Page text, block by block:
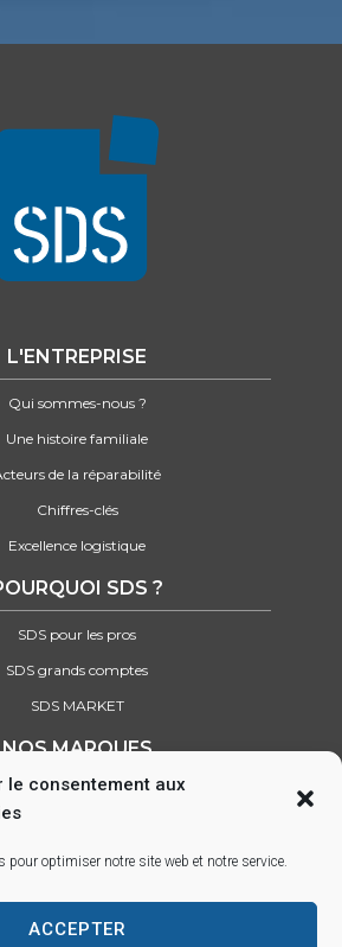
le consentement aux
optimiser notre site web et notre service.
ACCEPTER
L'ENTREPRISE
Qui sommes-nous ?
Une histoire familiale
de la réparabilité
Chiffres-clés
Excellence logistique
SDS ?
SDS pour les pros
SDS grands comptes
SDS MARKET
NOS MARQUES
tous nos partenaires